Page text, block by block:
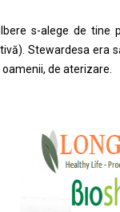
s-alege de tine
Stewardesa era
oamenii, de aterizare.